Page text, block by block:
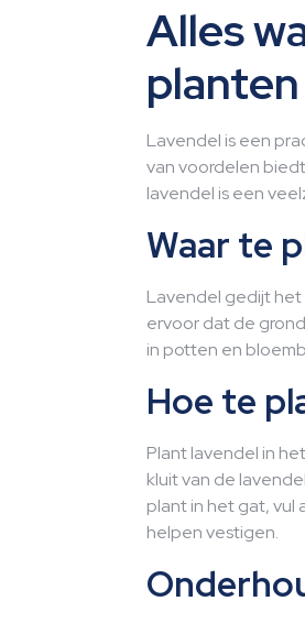
Alles
Lavendel is een
van voordelen
lavendel is een
Waar te
Lavendel gedijt
ervoor dat de
in potten en
Hoe te
Plant lavendel in
kluit van de
plant in het gat, vul
helpen vestigen.